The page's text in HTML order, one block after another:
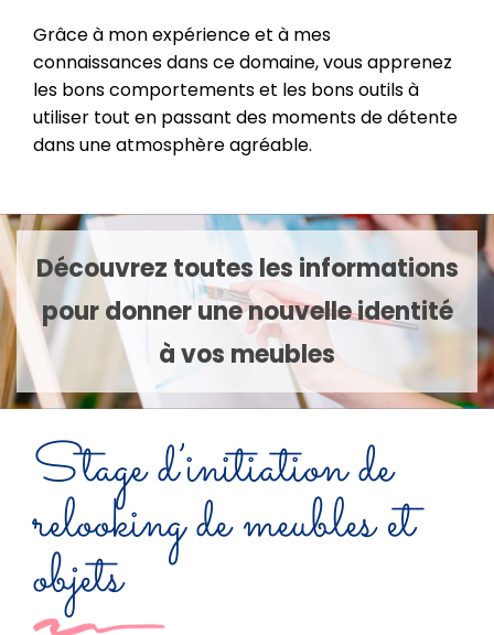
Grâce à mon expérience et à mes
connaissances dans ce domaine, vous apprenez
les bons comportements et les bons outils à
utiliser tout en passant des moments de détente
dans une atmosphère agréable.
Découvrez toutes les informations
pour donner une nouvelle identité
à vos meubles
Stage d’initiation de
relooking de meubles et
objets